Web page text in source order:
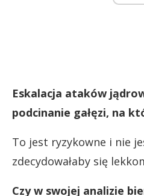
Eskalacja ataków
podcinanie gałęzi, na
To jest ryzykowne i nie
zdecydowałaby się
Czy w swojej analizie